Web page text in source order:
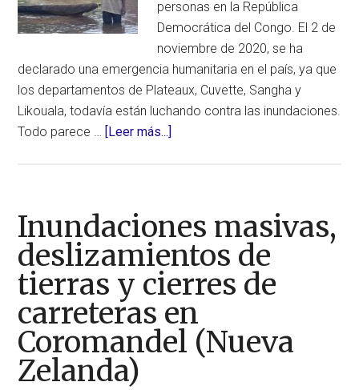
personas en la República
Democrática del Congo. El 2 de
noviembre de 2020, se ha
declarado una emergencia humanitaria en el país, ya que
los departamentos de Plateaux, Cuvette, Sangha y
Likouala, todavía están luchando contra las inundaciones.
Todo parece … [Leer más...]
por
las
inundaciones
en
la
República
Democrática
Inundaciones masivas,
deslizamientos de
tierras y cierres de
carreteras en
Coromandel (Nueva
Zelanda)